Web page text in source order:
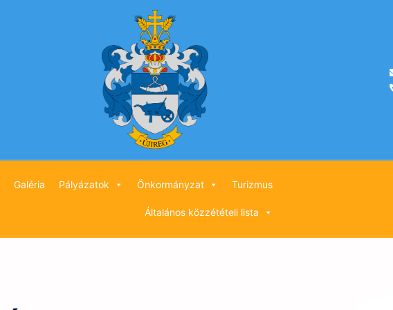
Galéria Pályázatok Önkormányzat Turizmus
Általános közzétételi lista